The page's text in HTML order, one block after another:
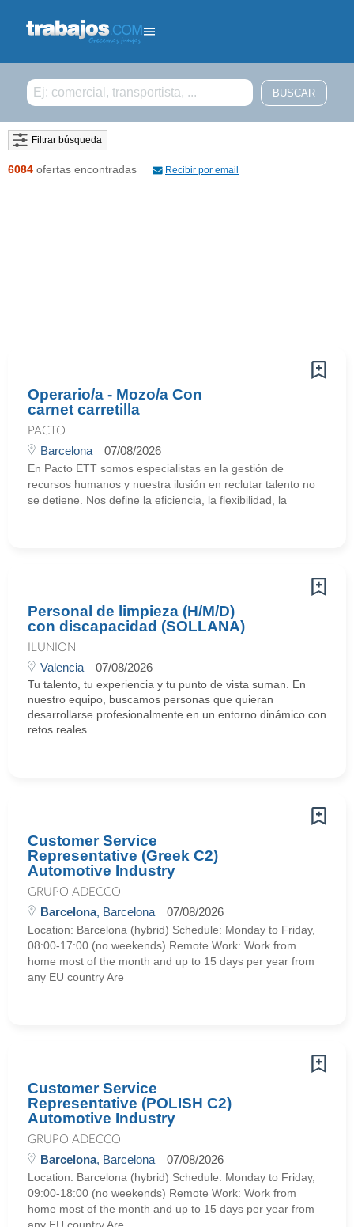
Filtrar búsqueda
6084 ofertas encontradas Recibir por email
Operario/a - Mozo/a Con
carnet carretilla
PACTO
Barcelona 07/08/2026
En Pacto ETT somos especialistas en la gestión de
recursos humanos y nuestra ilusión en reclutar talento no
se detiene. Nos define la eficiencia, la flexibilidad, la
Personal de limpieza (H/M/D)
con discapacidad (SOLLANA)
ILUNION
Valencia 07/08/2026
Tu talento, tu experiencia y tu punto de vista suman. En
nuestro equipo, buscamos personas que quieran
desarrollarse profesionalmente en un entorno dinámico con
retos reales. ...
Customer Service
Representative (Greek C2)
Automotive Industry
GRUPO ADECCO
Barcelona, Barcelona 07/08/2026
Location: Barcelona (hybrid) Schedule: Monday to Friday,
08:00-17:00 (no weekends) Remote Work: Work from
home most of the month and up to 15 days per year from
any EU country Are
Customer Service
Representative (POLISH C2)
Automotive Industry
GRUPO ADECCO
Barcelona, Barcelona 07/08/2026
Location: Barcelona (hybrid) Schedule: Monday to Friday,
09:00-18:00 (no weekends) Remote Work: Work from
home most of the month and up to 15 days per year from